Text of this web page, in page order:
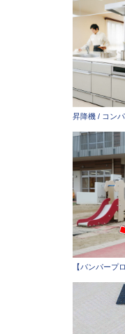
昇降機 / コン
【バンパープ